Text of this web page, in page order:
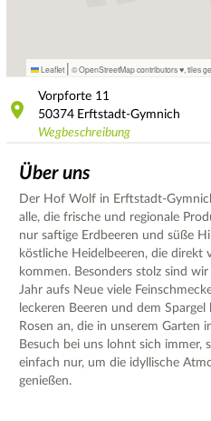
Leaflet | © OpenStreetMap contributors ♥, tiles
Vorpforte 11
50374 Erftstadt-Gymnich
Wegbeschreibung
Über uns
Der Hof Wolf in Erftstadt-
alle, die frische und regionale
nur saftige Erdbeeren und süße
köstliche Heidelbeeren, die direkt
kommen. Besonders stolz sind
Jahr aufs Neue viele
leckeren Beeren und dem
Rosen an, die in unserem Garten
Besuch bei uns lohnt sich immer,
einfach nur, um die idyllische
genießen.